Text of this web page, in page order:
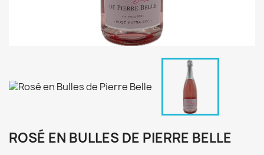
ROSÉ EN BULLES DE PIERRE BELLE